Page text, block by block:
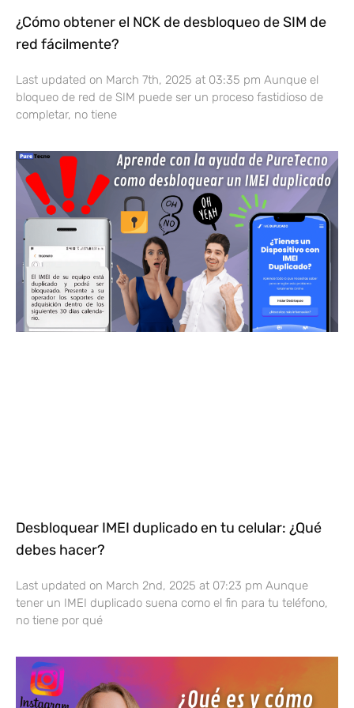
¿Cómo obtener el NCK de desbloqueo de SIM de
red fácilmente?
Last updated on March 7th, 2025 at 03:35 pm Aunque el
bloqueo de red de SIM puede ser un proceso fastidioso de
completar, no tiene
Desbloquear IMEI duplicado en tu celular: ¿Qué
debes hacer?
Last updated on March 2nd, 2025 at 07:23 pm Aunque
tener un IMEI duplicado suena como el fin para tu teléfono,
no tiene por qué